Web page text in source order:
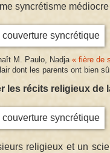
syncrétisme
M. Paulo, Nadja « fière de
dont les parents ont bien
les récits religieux de
religieux et un